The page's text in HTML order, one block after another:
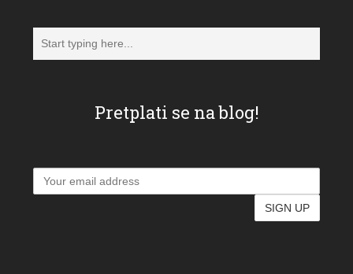
Pretplati se na blog!